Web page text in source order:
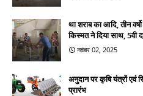
था शराब का आदि, तीन
किस्मत ने दिया साथ, 5वी
नवंबर 02, 2025
अनुदान पर कृषि यंत्रों एवं
प्रारंभ